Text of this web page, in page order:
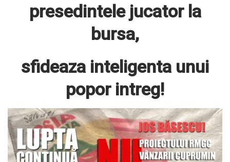
presedintele jucator la
bursa,
sfideaza inteligenta unui
popor intreg!